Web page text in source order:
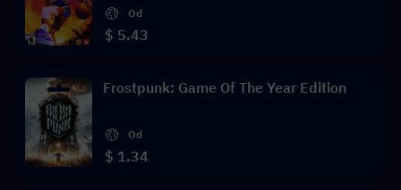
Od
$ 5.43
Frostpunk: Game Of The Year Edition
Od
$ 1.34